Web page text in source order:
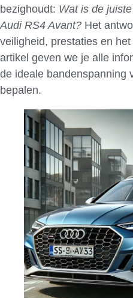
bezighoudt: Wat is de
Audi RS4 Avant? Het
veiligheid, prestaties en
artikel geven we je alle
de ideale bandenspanning
bepalen.